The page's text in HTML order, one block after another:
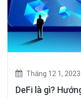
Tháng 12 1, 2023
DeFi là gì?